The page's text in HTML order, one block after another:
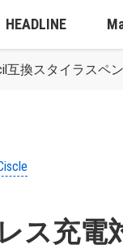
HEADLINE
互換スタイラスペ
ス充電